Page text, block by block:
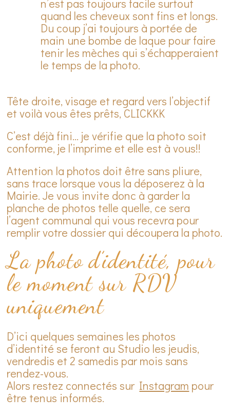
n’est pas toujours facile surtout
quand les cheveux sont fins et longs.
Du coup j’ai toujours à portée de
main une bombe de laque pour faire
tenir les mèches qui s’échapperaient
le temps de la photo.
Tête droite, visage et regard vers l’objectif
et voilà vous êtes prêts, CLICKKK
C’est déjà fini… je vérifie que la photo soit
conforme, je l’imprime et elle est à vous!!
Attention la photos doit être sans pliure,
sans trace lorsque vous la déposerez à la
Mairie. Je vous invite donc à garder la
planche de photos telle quelle, ce sera
l’agent communal qui vous recevra pour
remplir votre dossier qui découpera la photo.
La photo d’identité, pour
le moment sur RDV
uniquement
D’ici quelques semaines les photos
d’identité se feront au Studio les jeudis,
vendredis et 2 samedis par mois sans
rendez-vous.
Alors restez connectés sur Instagram pour
être tenus informés.